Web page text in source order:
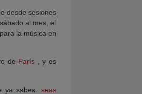
desde sesiones
al mes, el
la música en
de París , y es
ya sabes: seas